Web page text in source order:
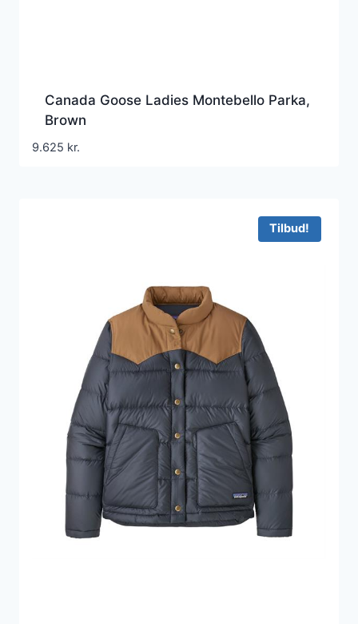
Canada Goose Ladies Montebello Parka,
Brown
9.625 kr.
Tilbud!